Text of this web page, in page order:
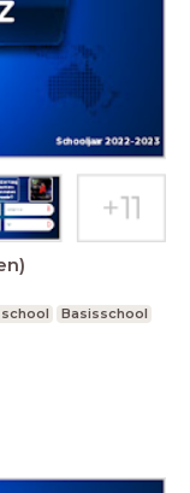
Basisschool